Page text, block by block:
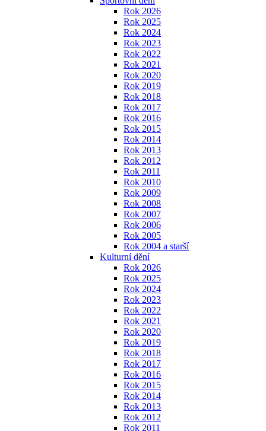
Rok 2026
Rok 2025
Rok 2024
Rok 2023
Rok 2022
Rok 2021
Rok 2020
Rok 2019
Rok 2018
Rok 2017
Rok 2016
Rok 2015
Rok 2014
Rok 2013
Rok 2012
Rok 2011
Rok 2010
Rok 2009
Rok 2008
Rok 2007
Rok 2006
Rok 2005
Rok 2004 a starší
Kulturní dění
Rok 2026
Rok 2025
Rok 2024
Rok 2023
Rok 2022
Rok 2021
Rok 2020
Rok 2019
Rok 2018
Rok 2017
Rok 2016
Rok 2015
Rok 2014
Rok 2013
Rok 2012
Rok 2011